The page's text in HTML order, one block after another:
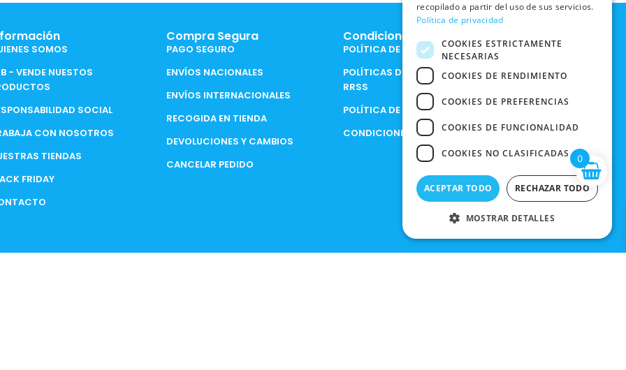
SOMOS
- VENDE NUESTOS
SOCIAL
CON NOSOTROS
TIENDAS
FRIDAY
Compra Segura
PAGO SEGURO
ENVÍOS NACIONALES
ENVÍOS INTERNACIONALES
RECOGIDA EN TIENDA
DEVOLUCIONES Y CAMBIOS
CANCELAR PEDIDO
Condiciones Legales
POLÍTICA DE COOKIES
POLÍTICAS DE PRIVACIDAD EN
RRSS
POLÍTICA DE PRIVACIDAD
CONDICIONES DE COMPRA
0
recopilado a partir del uso de sus servicios.
Política de privacidad
COOKIES ESTRICTAMENTE
NECESARIAS
COOKIES DE RENDIMIENTO
COOKIES DE PREFERENCIAS
COOKIES DE FUNCIONALIDAD
COOKIES NO CLASIFICADAS
ACEPTAR TODO RECHAZAR TODO
MOSTRAR DETALLES